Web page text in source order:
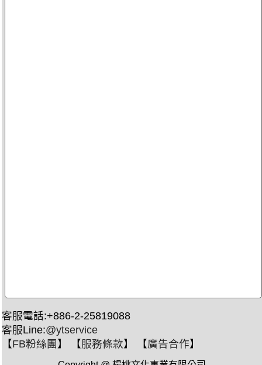
客服電話:+886-2-25819088
客服Line:@ytservice
【FB粉絲團 】 【服務條款】 【廣告合作】